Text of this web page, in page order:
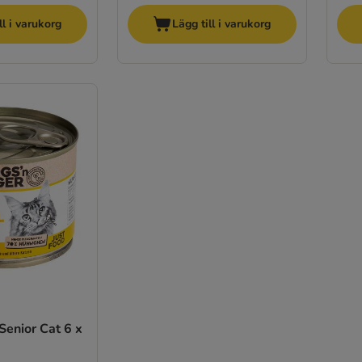
i varukorg Lägg till i varukorg
Cat 6 x